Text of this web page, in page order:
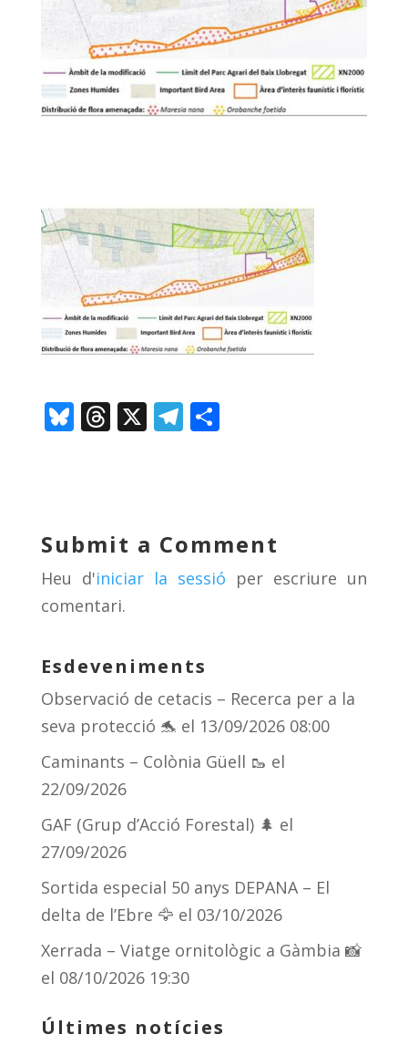
Bl
y
T
d
s
X T
a
m
C
ar
te
ix
Submit a Comment
Heu d'iniciar la sessió per escriure un
comentari.
Esdeveniments
Observació de cetacis – Recerca per a la
seva protecció 🐬 el 13/09/2026 08:00
Caminants – Colònia Güell 🥾 el
22/09/2026
GAF (Grup d’Acció Forestal) 🌲 el
27/09/2026
Sortida especial 50 anys DEPANA – El
delta de l’Ebre 🦅 el 03/10/2026
Xerrada – Viatge ornitològic a Gàmbia 📸
el 08/10/2026 19:30
Últimes notícies